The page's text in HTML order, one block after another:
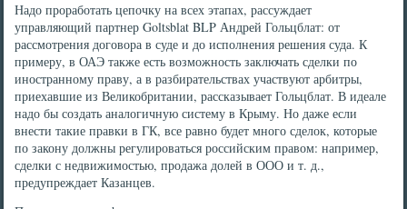
Надо проработать цепочку на всех этапах, рассуждает
управляющий партнер Goltsblat BLP Андрей Гольцблат: от
рассмотрения договора в суде и до исполнения решения суда. К
примеру, в ОАЭ также есть возможность заключать сделки по
иностранному праву, а в разбирательствах участвуют арбитры,
приехавшие из Великобритании, рассказывает Гольцблат. В идеале
надо бы создать аналогичную систему в Крыму. Но даже если
внести такие правки в ГК, все равно будет много сделок, которые
по закону должны регулироваться российским правом: например,
сделки с недвижимостью, продажа долей в ООО и т. д.,
предупреждает Казанцев.